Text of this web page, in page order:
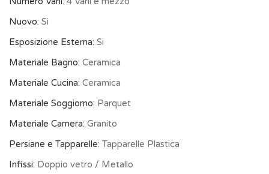
Nuovo: Si
Esposizione Esterna: Si
Materiale Bagno: Ceramica
Materiale Cucina: Ceramica
Materiale Soggiorno: Parquet
Materiale Camera: Granito
Persiane e Tapparelle: Tapparelle Plastica
Infissi: Doppio vetro / Metallo